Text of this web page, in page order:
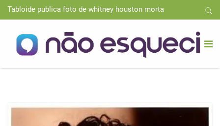
Tabloide publica foto de whitney houston morta